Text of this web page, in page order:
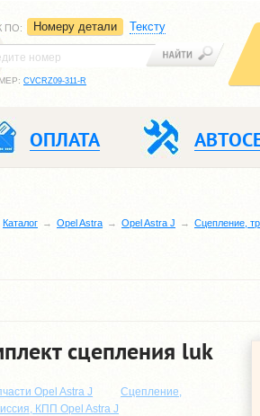
ПО: Номеру детали Тексту
CVCRZ09-311-R
ОПЛАТА
Каталог Opel Astra Opel Astra J Сцепление,
сцепления luk
Opel Astra J
Сцепление,
КПП Opel Astra J